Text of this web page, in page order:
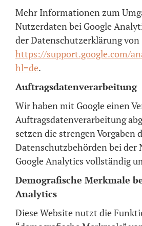
Mehr Informationen zum
Nutzerdaten bei Google
der Datenschutzerklärung von
https://support.google.com/
hl=de.
Auftragsdatenverarbeitung
Wir haben mit Google einen
Auftragsdatenverarbeitung
setzen die strengen Vorgaben
Datenschutzbehörden bei der
Google Analytics vollständig
Demografische Merkmale
Analytics
Diese Website nutzt die